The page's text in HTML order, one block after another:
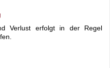
Verlust erfolgt in der Regel